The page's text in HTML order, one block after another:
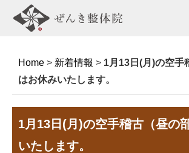
Home > 新着情報 > 1月13日(月)の空手
はお休みいたします。
1月13日(月)の空手稽古（昼の
いたします。